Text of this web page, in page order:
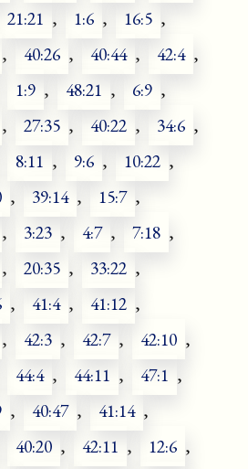
21:21 , 1:6 , 16:5 ,
, 40:26 , 40:44 , 42:4 ,
1:9 , 48:21 , 6:9 ,
, 27:35 , 40:22 , 34:6 ,
8:11 , 9:6 , 10:22 ,
, 39:14 , 15:7 ,
, 3:23 , 4:7 , 7:18 ,
, 20:35 , 33:22 ,
, 41:4 , 41:12 ,
, 42:3 , 42:7 , 42:10 ,
44:4 , 44:11 , 47:1 ,
, 40:47 , 41:14 ,
40:20 , 42:11 , 12:6 ,